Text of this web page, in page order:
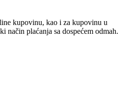
kupovinu, kao i za kupovinu u
način plaćanja sa dospećem odmah.